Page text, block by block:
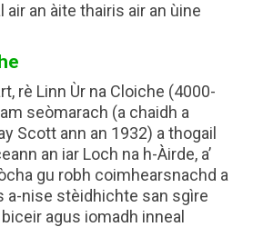
air an àite thairis air an ùine
rè Linn Ùr na Cloiche (4000-
seòmarach (a chaidh a
Scott ann an 1932) a thogail
an iar Loch na h-Àirde, a’
gu robh coimhearsnachd a
a-nise stèidhichte san sgìre
agus iomadh inneal